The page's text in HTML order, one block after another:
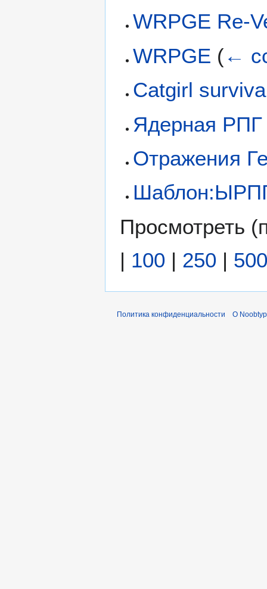
WRPGE Re-
WRPGE (←
Catgirl
Ядерная РПГ
Отражения
Просмотреть (
| 100 | 250 | 500
Политика конфиденциальности О